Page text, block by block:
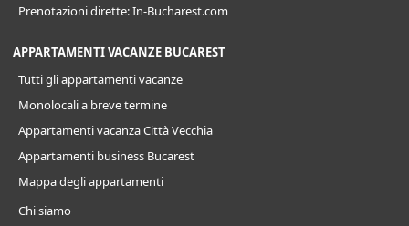
Prenotazioni dirette: In-Bucharest.com
APPARTAMENTI VACANZE BUCAREST
Tutti gli appartamenti vacanze
Monolocali a breve termine
Appartamenti vacanza Città Vecchia
Appartamenti business Bucarest
Mappa degli appartamenti
Chi siamo